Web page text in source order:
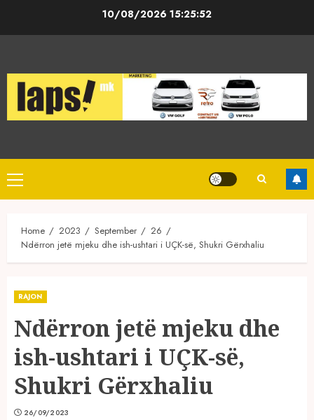
10/08/2026 15:25:53
Primary
Menu
Home 2023 September
26
Ndërron jetë mjeku dhe ish-ushtari i UÇK-së, Shukri Gërxhaliu
RAJON
Ndërron jetë mjeku dhe
ish-ushtari i UÇK-së,
Shukri Gërxhaliu
26/09/2023